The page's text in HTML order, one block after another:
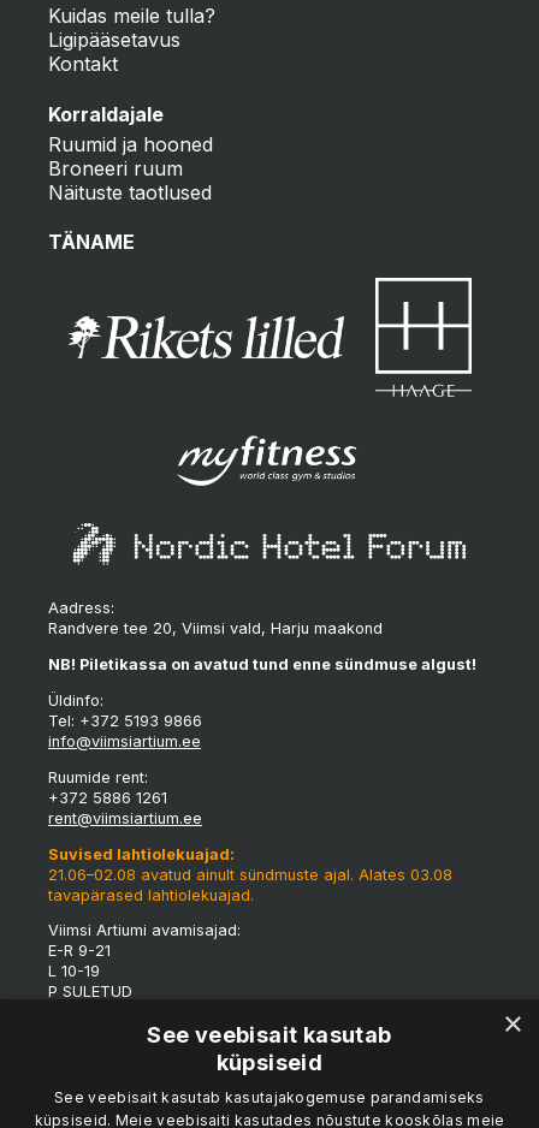
Kuidas meile tulla?
Ligipääsetavus
Kontakt
Korraldajale
Ruumid ja hooned
Broneeri ruum
Näituste taotlused
TÄNAME
Aadress:
Randvere tee 20, Viimsi vald, Harju maakond
NB! Piletikassa on avatud tund enne sündmuse algust!
Üldinfo:
Tel: +372 5193 9866
info@viimsiartium.ee
Ruumide rent:
+372 5886 1261
rent@viimsiartium.ee
Suvised lahtiolekuajad:
21.06–02.08 avatud ainult sündmuste ajal. Alates 03.08
tavapärased lahtiolekuajad.
Viimsi Artiumi avamisajad:
E-R 9-21
L 10-19
P SULETUD
*Tulenevalt eriüritustest võivad maja lahtioleku ajad
jooksvalt muutuda.
K-R 15-19
×
See veebisait kasutab
küpsiseid
See veebisait kasutab kasutajakogemuse parandamiseks
küpsiseid. Meie veebisaiti kasutades nõustute kooskõlas meie